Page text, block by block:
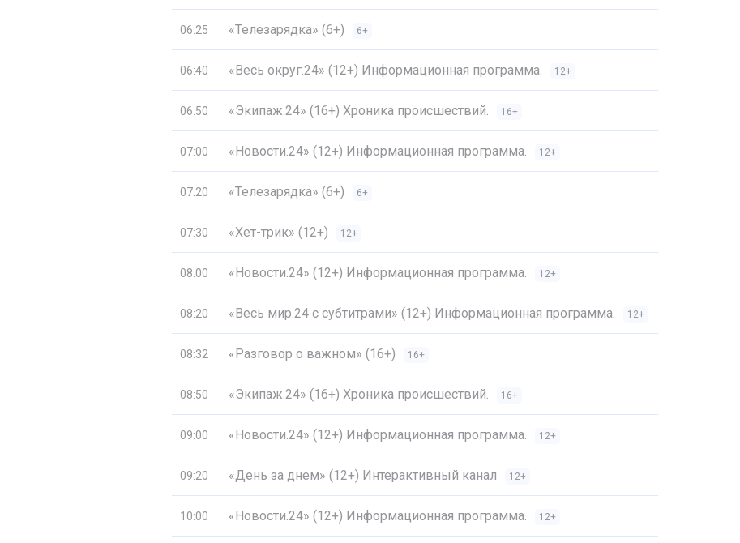
06:25 «Телезарядка» (6+) 6+
06:40 «Весь округ.24» (12+) Информационная программа. 12+
06:50 «Экипаж.24» (16+) Хроника происшествий. 16+
07:00 «Новости.24» (12+) Информационная программа. 12+
07:20 «Телезарядка» (6+) 6+
07:30 «Хет-трик» (12+) 12+
08:00 «Новости.24» (12+) Информационная программа. 12+
08:20 «Весь мир.24 с субтитрами» (12+) Информационная программа. 12+
08:32 «Разговор о важном» (16+) 16+
08:50 «Экипаж.24» (16+) Хроника происшествий. 16+
09:00 «Новости.24» (12+) Информационная программа. 12+
09:20 «День за днем» (12+) Интерактивный канал 12+
10:00 «Новости.24» (12+) Информационная программа. 12+